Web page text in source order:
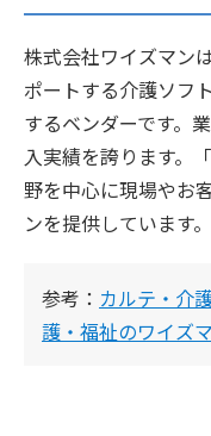
株式会社ワイズマン
ポートする介護ソフ
するベンダーです。
入実績を誇ります。
野を中心に現場やお
ンを提供しています。
参考： カルテ・介
護・福祉のワイズ